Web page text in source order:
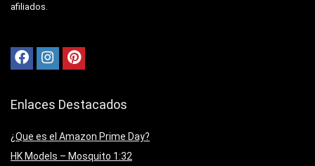
afiliados.
Enlaces Destacados
¿Que es el Amazon Prime Day?
HK Models – Mosquito 1:32